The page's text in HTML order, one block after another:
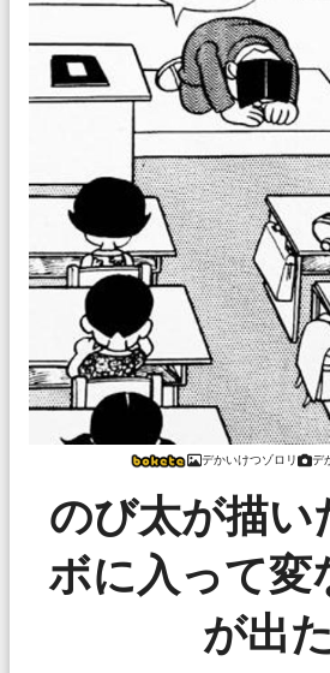
デかいけつゾロリ デ
のび太が描い
ボに入って変
が出た